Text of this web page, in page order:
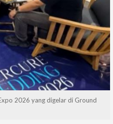
2026 yang digelar di Ground